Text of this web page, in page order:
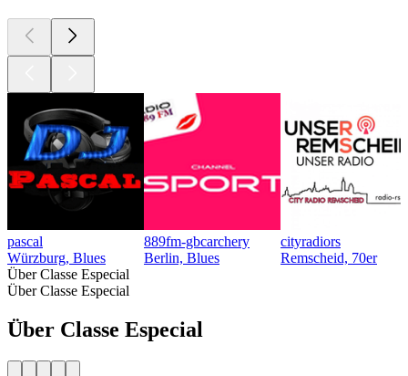
pascal
Würzburg, Blues
889fm-gbcarchery
Berlin, Blues
cityradiors
Remscheid, 70er
Über Classe Especial
Über Classe Especial
Über Classe Especial